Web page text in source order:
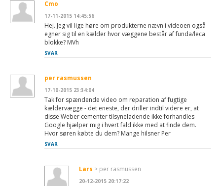
Cmo
17-11-2015 14:45:56
Hej. Jeg vil lige høre om produkterne nævn i videoen også
egner sig til en kælder hvor væggene består af funda/leca
blokke? MVh
SVAR
per rasmussen
17-10-2015 23:34:04
Tak for spændende video om reparation af fugtige
kældervægge - det eneste, der driller indtil videre er, at
disse Weber cementer tilsyneladende ikke forhandles -
Google hjælper mig i hvert fald ikke med at finde dem.
Hvor søren købte du dem? Mange hilsner Per
SVAR
Lars > per rasmussen
20-12-2015 20:17:22